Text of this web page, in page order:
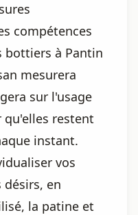
compétences
bottiers à Pantin
mesurera
sur l'usage
qu'elles restent
instant.
vos
désirs, en
la patine et